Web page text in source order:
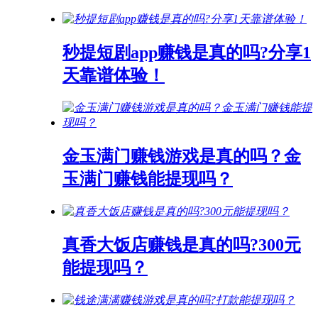
秒提短剧app赚钱是真的吗?分享1
天靠谱体验！
金玉满门赚钱游戏是真的吗？金
玉满门赚钱能提现吗？
真香大饭店赚钱是真的吗?300元
能提现吗？